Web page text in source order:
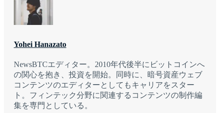
Yohei Hanazato
NewsBTCエディター。2010年代後半にビットコインへ
の関心を抱き、投資を開始。同時に、暗号資産ウェブ
コンテンツのエディターとしてもキャリアをスター
ト。フィンテック分野に関連するコンテンツの制作編
集を専門としている。